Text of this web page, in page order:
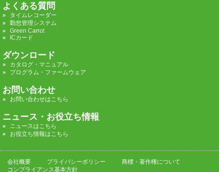
よくある質問
タイムレコーダー
勤怠管理システム
Green Carrot
ICカード
ダウンロード
カタログ・マニュアル
プログラム・ファームウェア
お問い合わせ
お問い合わせはこちら
ニュース・お役立ち情報
ニュースはこちら
お役立ち情報はこちら
会社概要 プライバシーポリシー
商標・著作権について
コンプライアンス基本方針